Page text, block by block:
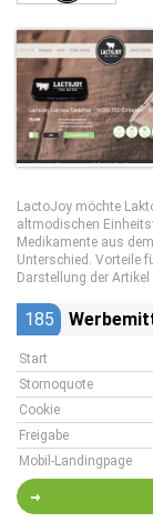
LactoJoy möchte
altmodischen
Medikamente aus
Unterschied. Vorteile
Darstellung der Artikel
185
Start
Stornoquote
Cookie
Freigabe
Mobil-Landingpage